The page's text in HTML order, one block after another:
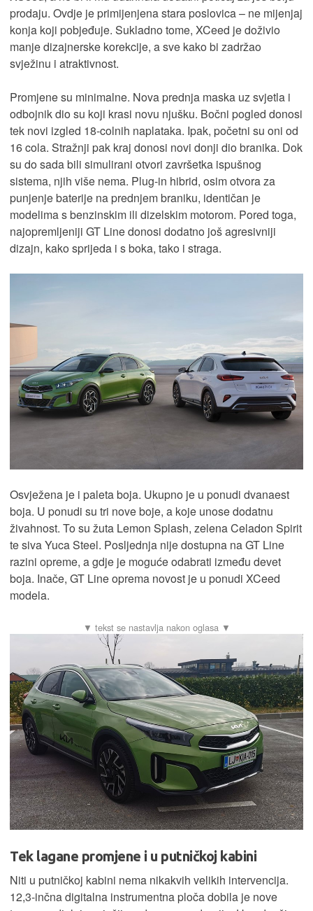
prodaju. Ovdje je primijenjena stara poslovica – ne mijenjaj
konja koji pobjeđuje. Sukladno tome, XCeed je doživio
manje dizajnerske korekcije, a sve kako bi zadržao
svježinu i atraktivnost.
Promjene su minimalne. Nova prednja maska uz svjetla i
odbojnik dio su koji krasi novu njušku. Bočni pogled donosi
tek novi izgled 18-colnih naplataka. Ipak, početni su oni od
16 cola. Stražnji pak kraj donosi novi donji dio branika. Dok
su do sada bili simulirani otvori završetka ispušnog
sistema, njih više nema. Plug-in hibrid, osim otvora za
punjenje baterije na prednjem braniku, identičan je
modelima s benzinskim ili dizelskim motorom. Pored toga,
najopremljeniji GT Line donosi dodatno još agresivniji
dizajn, kako sprijeda i s boka, tako i straga.
Osvježena je i paleta boja. Ukupno je u ponudi dvanaest
boja. U ponudi su tri nove boje, a koje unose dodatnu
živahnost. To su žuta Lemon Splash, zelena Celadon Spirit
te siva Yuca Steel. Posljednja nije dostupna na GT Line
razini opreme, a gdje je moguće odabrati između devet
boja. Inače, GT Line oprema novost je u ponudi XCeed
modela.
Tek lagane promjene i u putničkoj kabini
Niti u putničkoj kabini nema nikakvih velikih intervencija.
12,3-inčna digitalna instrumentna ploča dobila je nove